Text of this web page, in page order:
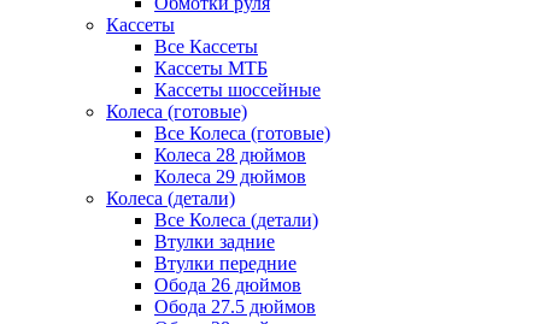
Кассеты
Все Кассеты
Кассеты МТБ
Кассеты шоссейные
Колеса (готовые)
Все Колеса (готовые)
Колеса 28 дюймов
Колеса 29 дюймов
Колеса (детали)
Все Колеса (детали)
Втулки задние
Втулки передние
Обода 26 дюймов
Обода 27.5 дюймов